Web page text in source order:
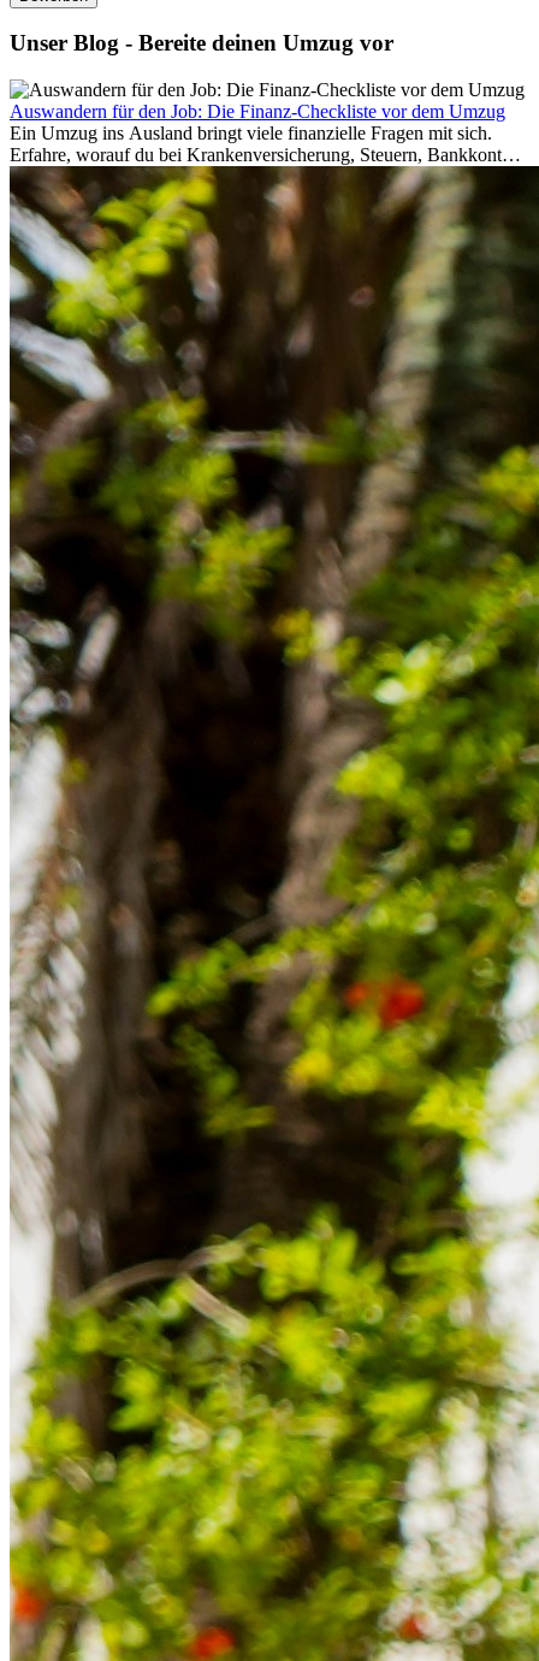
Unser Blog - Bereite deinen Umzug vor
Auswandern für den Job: Die Finanz-Checkliste vor dem Umzug
Ein Umzug ins Ausland bringt viele finanzielle Fragen mit sich.
Erfahre, worauf du bei Krankenversicherung, Steuern, Bankkonto,
Rücklagen und Budgetplanung achten solltest, damit dein Neustart
im Ausland reibungslos gelingt.